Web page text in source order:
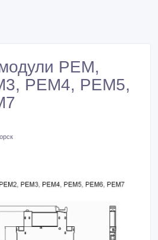
РЕМ,
РЕМ4, РЕМ5,